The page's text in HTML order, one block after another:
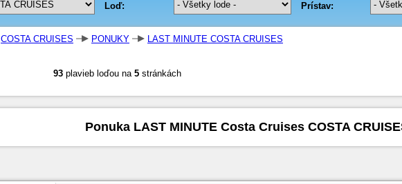
COSTA CRUISES PONUKY LAST MINUTE COSTA CRUISES
93 plavieb loďou na 5 stránkách
Ponuka LAST MINUTE Costa Cruises COSTA